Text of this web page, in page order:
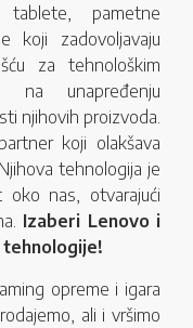
tablete, pametne
koji zadovoljavaju
za tehnološkim
na unapređenju
njihovih proizvoda.
koji olakšava
tehnologija je
nas, otvarajući
Izaberi Lenovo i
tehnologije!
opreme i igara
ali i vršimo